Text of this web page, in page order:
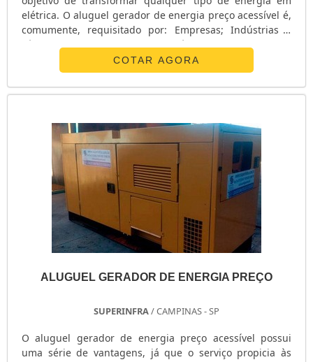
elétrica. O aluguel gerador de energia preço acessível é,
comumente, requisitado por: Empresas; Indústrias e
Fábricas; Hospitais e Centros Médicos; Restaurantes e
Bares; Edifícios Comerciais; Entre outros locais.
Normalmente, os lugares que buscam pelo aluguel
gerador de energia têm a intenção de evitar sofrer
COTAR AGORA
ALUGUEL GERADOR DE ENERGIA PREÇO
SUPERINFRA/ CAMPINAS - SP
O aluguel gerador de energia preço acessível possui
uma série de vantagens, já que o serviço propicia às